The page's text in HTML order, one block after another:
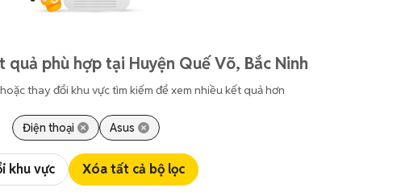
phù hợp tại Huyện Quế Võ, Bắc Ninh
thay đổi khu vực tìm kiếm để xem nhiều kết quả hơn
Điện thoại Asus
khu vực Xóa tất cả bộ lọc